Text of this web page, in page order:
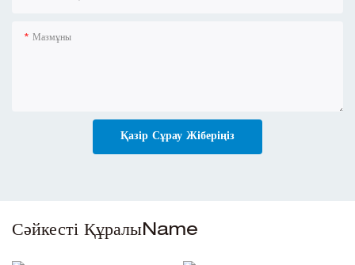
Мазмұны
Қазір Сұрау Жіберіңіз
Сәйкесті ҚұралыName